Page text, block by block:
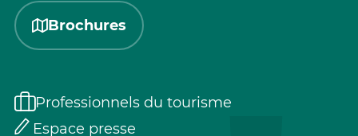
Brochures
Professionnels du tourisme
Espace presse